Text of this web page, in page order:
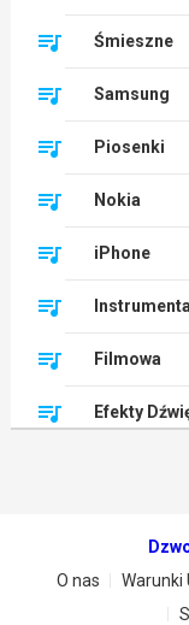
Śmieszne
Samsung
Piosenki
Nokia
iPhone
Filmowa
Efekty
O nas
Warunki